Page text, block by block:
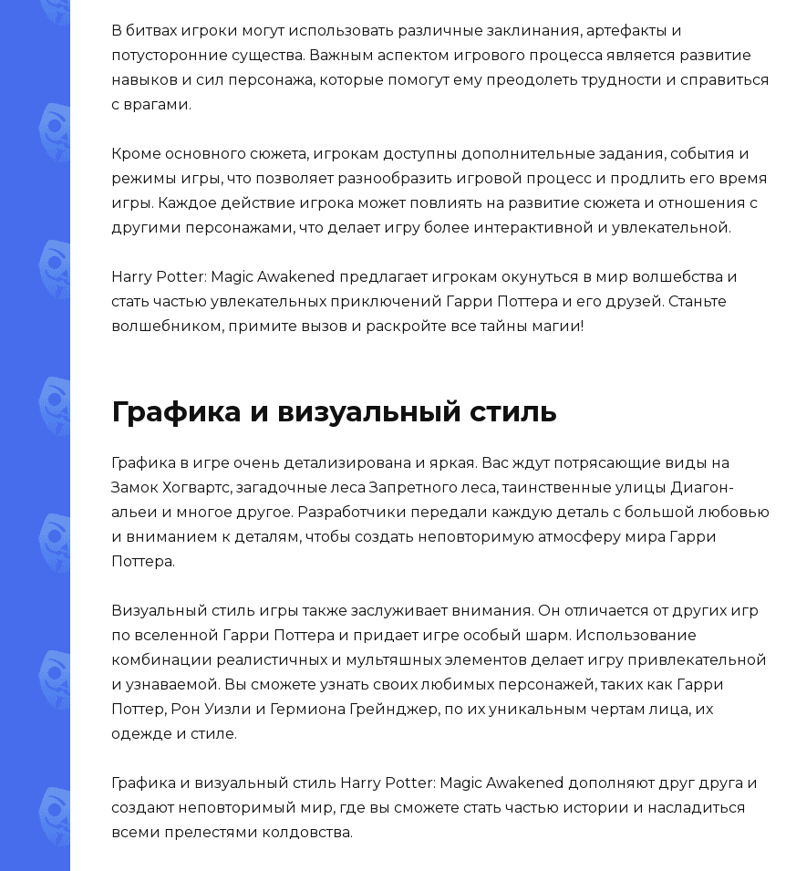
В битвах игроки могут использовать различные заклинания, артефакты и
потусторонние существа. Важным аспектом игрового процесса является развитие
навыков и сил персонажа, которые помогут ему преодолеть трудности и справиться
с врагами.
Кроме основного сюжета, игрокам доступны дополнительные задания, события и
режимы игры, что позволяет разнообразить игровой процесс и продлить его время
игры. Каждое действие игрока может повлиять на развитие сюжета и отношения с
другими персонажами, что делает игру более интерактивной и увлекательной.
Harry Potter: Magic Awakened предлагает игрокам окунуться в мир волшебства и
стать частью увлекательных приключений Гарри Поттера и его друзей. Станьте
волшебником, примите вызов и раскройте все тайны магии!
Графика и визуальный стиль
Графика в игре очень детализирована и яркая. Вас ждут потрясающие виды на
Замок Хогвартс, загадочные леса Запретного леса, таинственные улицы Диагон-
альеи и многое другое. Разработчики передали каждую деталь с большой любовью
и вниманием к деталям, чтобы создать неповторимую атмосферу мира Гарри
Поттера.
Визуальный стиль игры также заслуживает внимания. Он отличается от других игр
по вселенной Гарри Поттера и придает игре особый шарм. Использование
комбинации реалистичных и мультяшных элементов делает игру привлекательной
и узнаваемой. Вы сможете узнать своих любимых персонажей, таких как Гарри
Поттер, Рон Уизли и Гермиона Грейнджер, по их уникальным чертам лица, их
одежде и стиле.
Графика и визуальный стиль Harry Potter: Magic Awakened дополняют друг друга и
создают неповторимый мир, где вы сможете стать частью истории и насладиться
всеми прелестями колдовства.